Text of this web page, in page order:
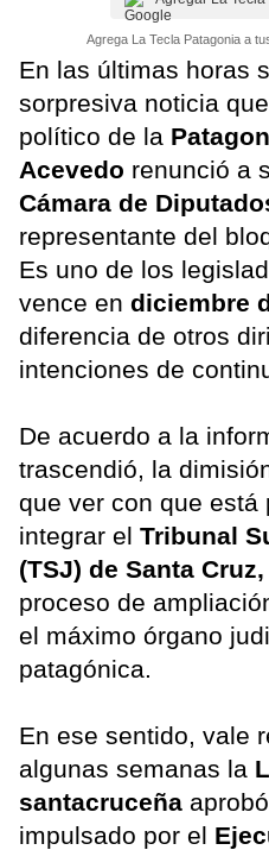
Agrega La Tecla Patagonia a
En las últimas horas
sorpresiva noticia
político de la
Acevedo renunció a
Cámara de
representante del
Es uno de los
vence en diciembre
diferencia de otros
intenciones de
De acuerdo a la
trascendió, la
que ver con que está
integrar el Tribunal
(TSJ) de Santa Cruz,
proceso de
el máximo órgano
patagónica.
En ese sentido, vale
algunas semanas la
santacruceña
impulsado por el